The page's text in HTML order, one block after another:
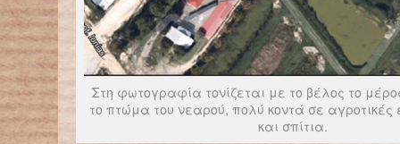
Στη φωτογραφία τονίζεται με το βέλος το
το πτώμα του νεαρού, πολύ κοντά σε αγροτικές
και σπίτια.